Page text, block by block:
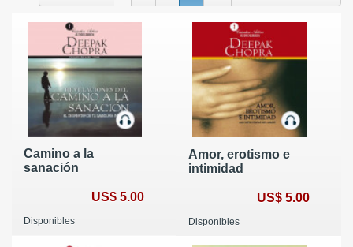
Camino a la
sanación
US$ 5.00
Disponibles
Amor, erotismo e
intimidad
US$ 5.00
Disponibles